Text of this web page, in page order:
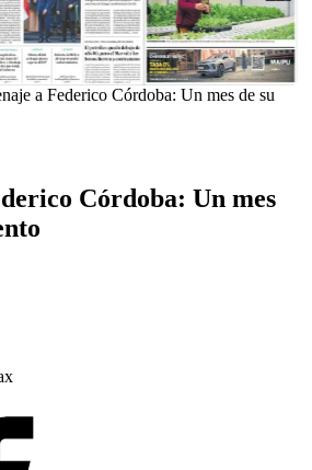
a Federico Córdoba: Un mes de su
Córdoba: Un mes